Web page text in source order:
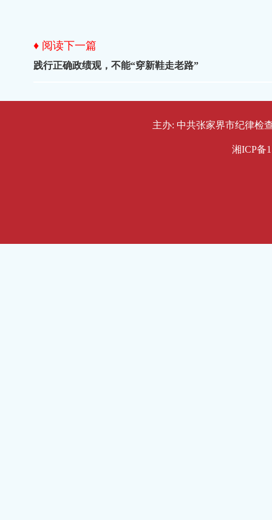
♦ 阅读下一篇
践行正确政绩观，不能“穿新鞋走老路”
主办: 中共张家界市纪律检
湘ICP备